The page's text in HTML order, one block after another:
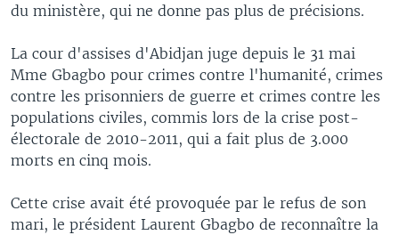
du ministère, qui ne donne pas plus de précisions.
La cour d'assises d'Abidjan juge depuis le 31 mai
Mme Gbagbo pour crimes contre l'humanité, crimes
contre les prisonniers de guerre et crimes contre les
populations civiles, commis lors de la crise post-
électorale de 2010-2011, qui a fait plus de 3.000
morts en cinq mois.
Cette crise avait été provoquée par le refus de son
mari, le président Laurent Gbagbo de reconnaître la